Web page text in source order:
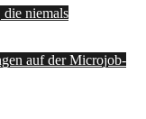
niemals
auf der Microjob-